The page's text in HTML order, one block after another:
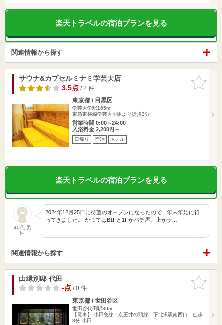
楽天トラベルの宿泊プランを見る
関連情報から探す
お気に入
りに追加
サウナ&カプセルミナミ学芸大店
3.5点/ 2 件
東京都 / 目黒区
学芸大学駅165m
東急東横線学芸大学駅より徒歩3分
営業時間 0:00～24:00
入浴料金 2,200円～
日帰り 宿泊 ホテル
楽天トラベルの宿泊プランを見る
40代 男
性
2024年12月25日に待望のオープンになったので、年末年始に行
ってきました。 かつてはB1Fと1Fがパチ屋、上がサ…
関連情報から探す
お気に入
りに追加
由縁別邸 代田
-点/ 0 件
東京都 / 世田谷区
世田谷代田駅89m
【電車】 小田急線 京王井の頭線 下北沢駅南西口 徒歩
8分 小田…